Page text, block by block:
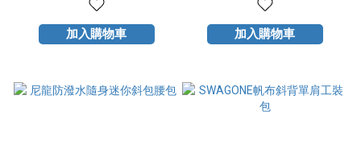
加入購物車 加入購物車